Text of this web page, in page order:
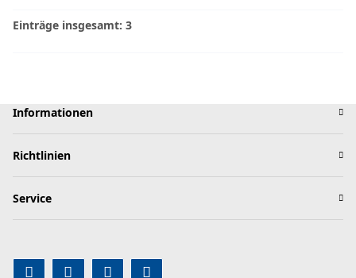
Einträge insgesamt: 3
Informationen
Richtlinien
Service